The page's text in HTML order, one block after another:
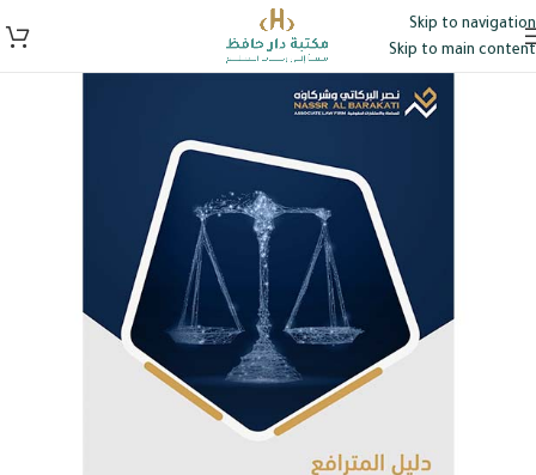
Skip to navigation
Skip to main content